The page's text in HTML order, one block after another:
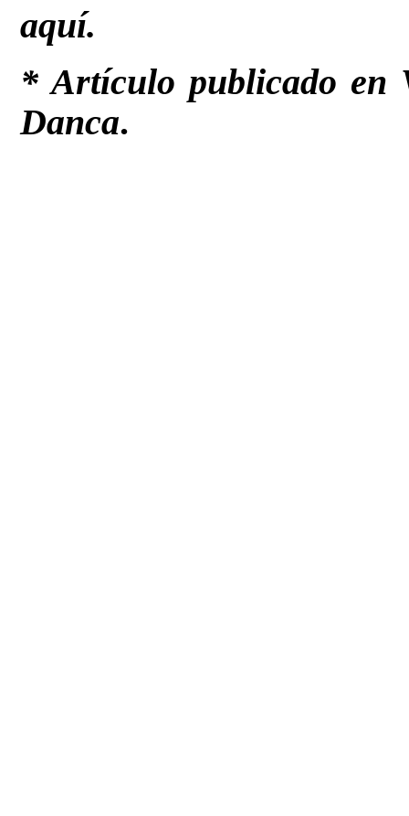
aquí.
*Artículo publicado en
Danca.